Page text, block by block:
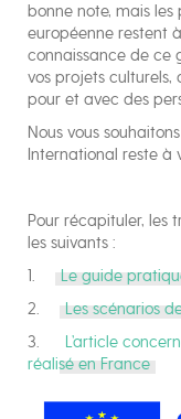
bonne note, mais
européenne restent
connaissance de ce
vos projets culturels,
pour et avec des
Nous vous
International reste à
Pour récapituler, les
les suivants :
1. Le guide
2. Les scénarios
3. L’article
réalisé en France